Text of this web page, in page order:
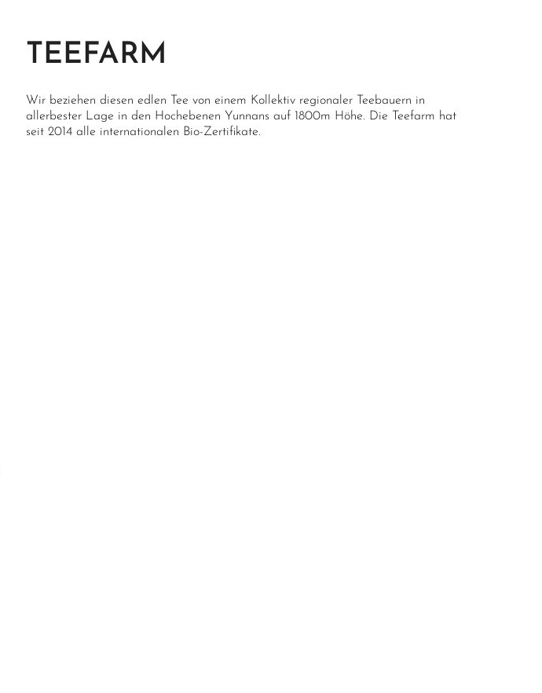
Trocknung
Traditionelle Ofentrocknung bei 60° C. Nachträglich befeuchtet
und gepresst als Cake.
Labortests Pflanzenschutzmittel
TEEFARM
Wir beziehen diesen edlen Tee von einem Kollektiv regionaler Teebauern in
allerbester Lage in den Hochebenen Yunnans auf 1800m Höhe. Die Teefarm hat
seit 2014 alle internationalen Bio-Zertifikate.